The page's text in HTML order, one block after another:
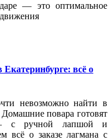
— это оптимальное
всё о
невозможно найти в
повара готовят
с ручной лапшой и
всё о заказе лагмана с